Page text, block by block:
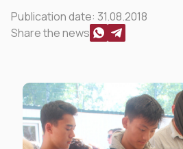
Publication date: 31.08.2018
Share the news